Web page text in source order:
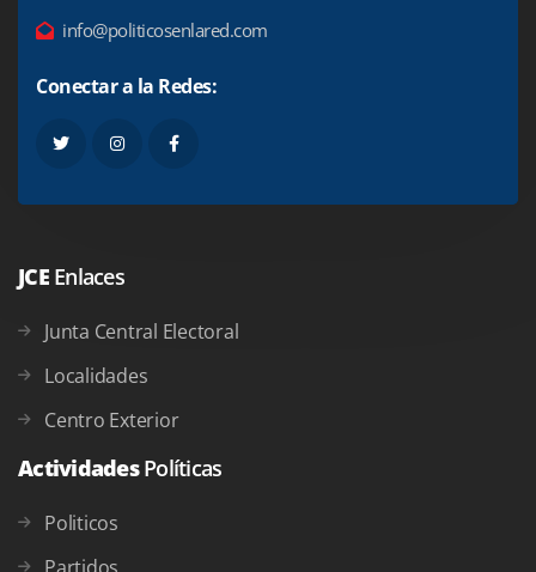
info@politicosenlared.com
Conectar a la Redes:
JCE Enlaces
Junta Central Electoral
Localidades
Centro Exterior
ActividadesPolíticas
Politicos